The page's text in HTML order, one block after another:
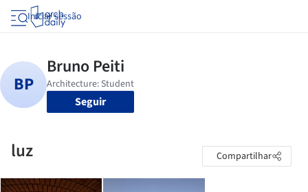
Iniciar sessão
Seguir
luz Compartilhar